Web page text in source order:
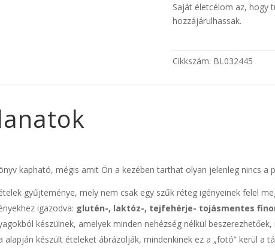
Saját életcélom az, hogy
hozzájárulhassak.
Cikkszám: BL032445
kapható, mégis amit Ön a kezében tarthat olyan jelenleg nincs a
gyűjteménye, mely nem csak egy szűk réteg igényeinek felel
igazodva: glutén-, laktóz-, tejfehérje- tojásmentes
készülnek, amelyek minden nehézség nélkül
alapján készült ételeket ábrázolják, mindenkinek ez a „fotó” kerül a